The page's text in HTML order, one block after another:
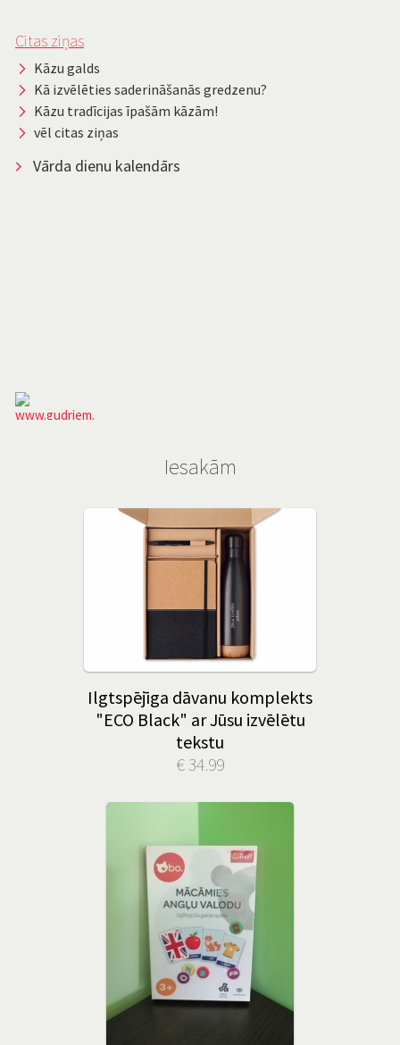
Citas ziņas
Kāzu galds
Kā izvēlēties saderināšanās gredzenu?
Kāzu tradīcijas īpašām kāzām!
vēl citas ziņas
Vārda dienu kalendārs
Iesakām
Ilgtspējīga dāvanu komplekts
"ECO Black" ar Jūsu izvēlētu
tekstu
€ 34.99